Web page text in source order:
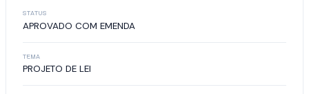
STATUS
APROVADO COM EMENDA
TEMA
PROJETO DE LEI